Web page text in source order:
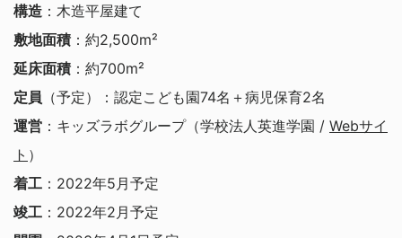
構造 ：木造平屋建て
敷地面積 ：約2,500m²
延床面積 ：約700m²
定員 （予定）：認定こども園74名＋病児保育2名
運営 ：キッズラボグループ（学校法人英進学園 / Webサイ
ト ）
着工 ：2022年5月予定
竣工 ：2022年2月予定